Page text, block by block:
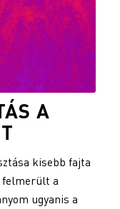
A
kisebb fajta
a
ugyanis a